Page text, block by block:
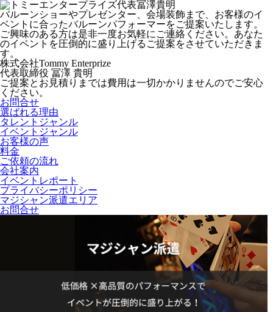
バルーンショーやプレゼンター、会場装飾まで、お客様のイ
ベントに合ったバルーンパフォーマーをご提案いたします。
ご興味のある方は是非一度お気軽にご連絡ください。あなた
のイベントを圧倒的に盛り上げるご提案をさせていただきま
す。
株式会社Tommy Enterprize
代表取締役 冨澤 貴明
ご提案とお見積りまでは費用は一切かかりませんのでご安心
ください。
お問合せ
選ばれる理由
タレントジャンル
イベントジャンル
お客様の声
料金
ご依頼の流れ
会社案内
イベントレポート
プライバシーポリシー
マジシャン派遣エリア
お問合せ